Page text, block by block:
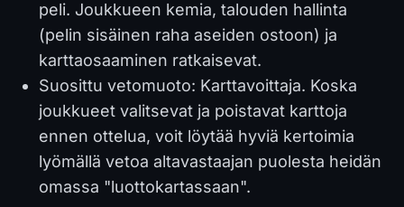
peli. Joukkueen kemia, talouden hallinta
(pelin sisäinen raha aseiden ostoon) ja
karttaosaaminen ratkaisevat.
Suosittu vetomuoto: Karttavoittaja. Koska
joukkueet valitsevat ja poistavat karttoja
ennen ottelua, voit löytää hyviä kertoimia
lyömällä vetoa altavastaajan puolesta heidän
omassa "luottokartassaan".